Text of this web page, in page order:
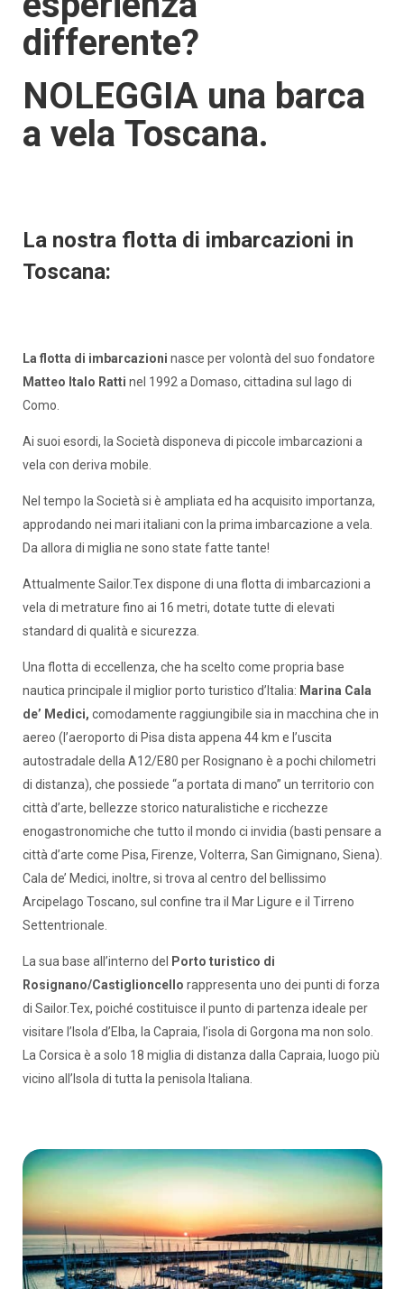
differente?
NOLEGGIA una barca
a vela Toscana.
La nostra flotta di imbarcazioni in
Toscana:
La flotta di imbarcazioni nasce per volontà del suo fondatore
Matteo Italo Ratti nel 1992 a Domaso, cittadina sul lago di
Como.
Ai suoi esordi, la Società disponeva di piccole imbarcazioni a
vela con deriva mobile.
Nel tempo la Società si è ampliata ed ha acquisito importanza,
approdando nei mari italiani con la prima imbarcazione a vela.
Da allora di miglia ne sono state fatte tante!
Attualmente Sailor.Tex dispone di una flotta di imbarcazioni a
vela di metrature fino ai 16 metri, dotate tutte di elevati
standard di qualità e sicurezza.
Una flotta di eccellenza, che ha scelto come propria base
nautica principale il miglior porto turistico d’Italia: Marina Cala
de’ Medici, comodamente raggiungibile sia in macchina che in
aereo (l’aeroporto di Pisa dista appena 44 km e l’uscita
autostradale della A12/E80 per Rosignano è a pochi chilometri
di distanza), che possiede “a portata di mano” un territorio con
città d’arte, bellezze storico naturalistiche e ricchezze
enogastronomiche che tutto il mondo ci invidia (basti pensare a
città d’arte come Pisa, Firenze, Volterra, San Gimignano, Siena).
Cala de’ Medici, inoltre, si trova al centro del bellissimo
Arcipelago Toscano, sul confine tra il Mar Ligure e il Tirreno
Settentrionale.
La sua base all’interno del
Porto turistico di
Rosignano/Castiglioncello rappresenta uno dei punti di forza
di Sailor.Tex, poiché costituisce il punto di partenza ideale per
visitare l’Isola d’Elba, la Capraia, l’isola di Gorgona ma non solo.
La Corsica è a solo 18 miglia di distanza dalla Capraia, luogo più
vicino all’Isola di tutta la penisola Italiana.